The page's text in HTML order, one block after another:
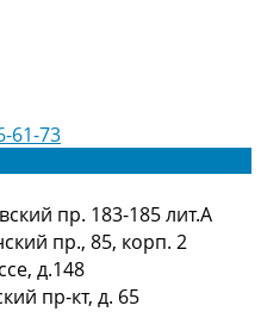
61-73
пр. 183-185 лит.А
пр., 85, корп. 2
д.148
пр-кт, д. 65